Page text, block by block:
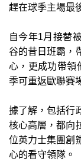
趕在球季主場最
自今年1月接替
谷的昔日班霸，
心，更成功帶領
季可重返歐聯賽
據了解，包括行
核心高層，都向
位英力士集團創
心的看守領隊。